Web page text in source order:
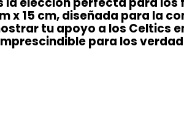
x 15 cm, diseñada para la
tu apoyo a los Celtics
para los